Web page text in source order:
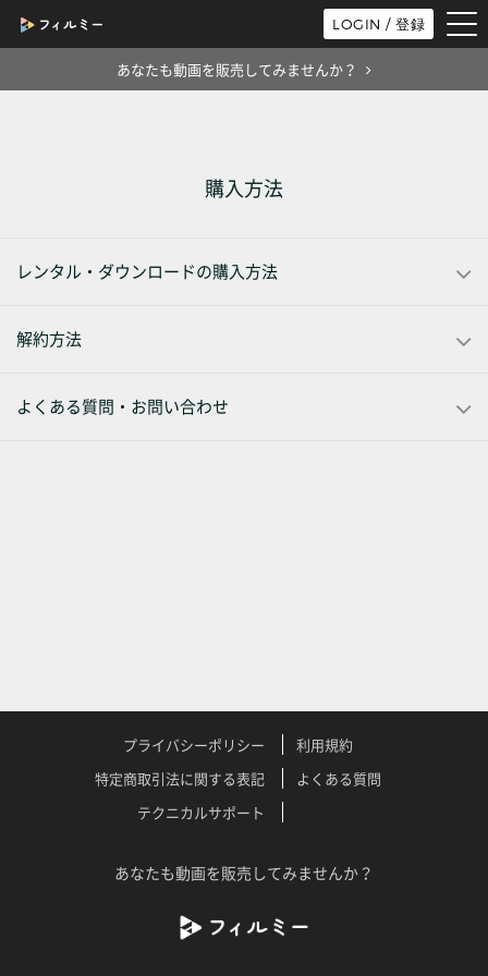
LOGIN / 登録
あなたも動画を販売してみませんか？
購入方法
レンタル・ダウンロードの購入方法
解約方法
よくある質問・お問い合わせ
プライバシーポリシー
利用規約
特定商取引法に関する表記
よくある質問
テクニカルサポート
あなたも動画を販売してみませんか？